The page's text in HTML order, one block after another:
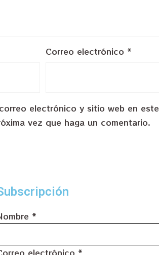
Correo electrónico *
electrónico y sitio web en este
vez que haga un comentario.
*